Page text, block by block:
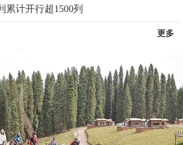
累计开行超1500列
更多